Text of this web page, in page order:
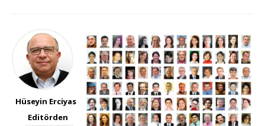
Hüseyin Erciyas
Editörden